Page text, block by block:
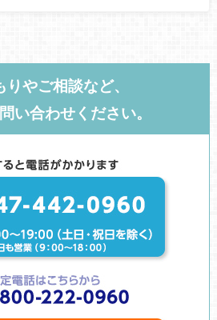
りやご相談など、
い合わせください。